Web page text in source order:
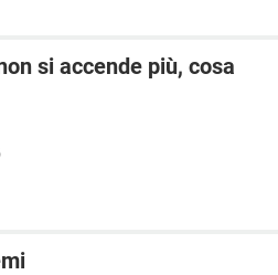
si accende più, cosa